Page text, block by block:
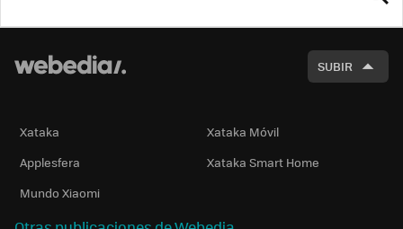
SUBIR
Xataka
Xataka Móvil
Applesfera
Xataka Smart Home
Mundo Xiaomi